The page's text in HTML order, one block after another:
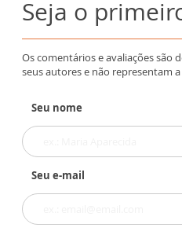
Seja o
Os comentários e avaliações são
seus autores e não representam
Seu nome
Seu e-mail